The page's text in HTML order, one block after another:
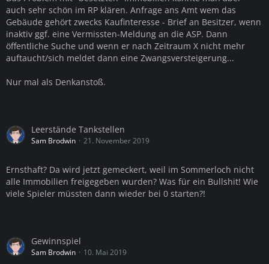
auch sehr schön im RP klären. Anfrage ans Amt wem das
Gebäude gehört zwecks Kaufinteresse - Brief an Besitzer, wenn
inaktiv ggf. eine Vermissten-Meldung an die ASP. Dann
öffentliche Suche und wenn er nach Zeitraum X nicht mehr
auftaucht/sich meldet dann eine Zwangsversteigerung...
Nur mal als Denkanstoß.
Leerstände Tankstellen
Sam Brodwin 21. November 2019
Ernsthaft? Da wird jetzt gemeckert, weil im Sommerloch nicht
alle Immobilien freigegeben wurden? Was für ein Bullshit! Wie
viele Spieler müssten dann wieder bei 0 starten?!
Gewinnspiel
Sam Brodwin 10. Mai 2019